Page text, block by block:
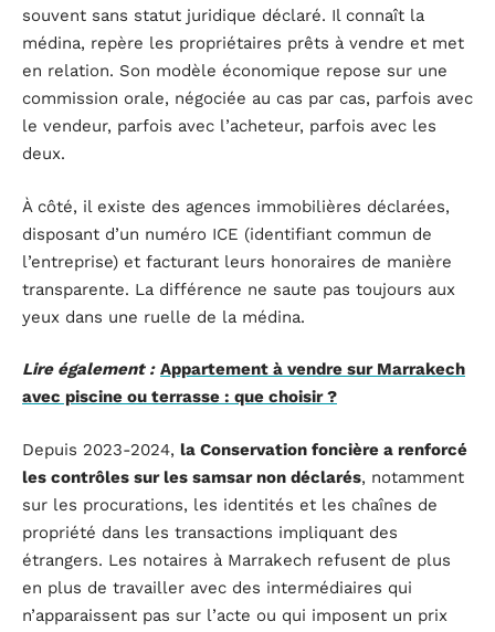
souvent sans statut juridique déclaré. Il connaît la
médina, repère les propriétaires prêts à vendre et met
en relation. Son modèle économique repose sur une
commission orale, négociée au cas par cas, parfois avec
le vendeur, parfois avec l’acheteur, parfois avec les
deux.
À côté, il existe des agences immobilières déclarées,
disposant d’un numéro ICE (identifiant commun de
l’entreprise) et facturant leurs honoraires de manière
transparente. La différence ne saute pas toujours aux
yeux dans une ruelle de la médina.
Lire également : Appartement à vendre sur Marrakech
avec piscine ou terrasse : que choisir ?
Depuis 2023-2024, la Conservation foncière a renforcé
les contrôles sur les samsar non déclarés, notamment
sur les procurations, les identités et les chaînes de
propriété dans les transactions impliquant des
étrangers. Les notaires à Marrakech refusent de plus
en plus de travailler avec des intermédiaires qui
n’apparaissent pas sur l’acte ou qui imposent un prix